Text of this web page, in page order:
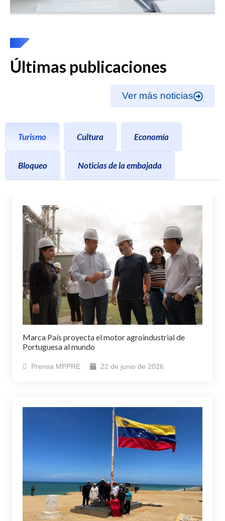
Últimas publicaciones
Ver más noticias
Turismo Cultura Economía
Bloqueo Noticias de la embajada
Marca País proyecta el motor agroindustrial de
Portuguesa al mundo
Prensa MPPRE 22 de junio de 2026